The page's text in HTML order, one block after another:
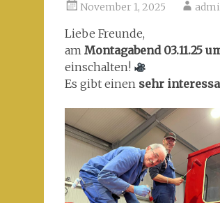
November 1, 2025
Liebe Freunde,
am Montagabend 03.11.25
einschalten!
Es gibt einen sehr